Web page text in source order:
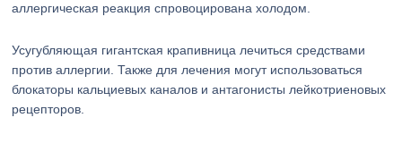
аллергическая реакция спровоцирована холодом.
Усугубляющая гигантская крапивница лечиться средствами
против аллергии. Также для лечения могут использоваться
блокаторы кальциевых каналов и антагонисты лейкотриеновых
рецепторов.